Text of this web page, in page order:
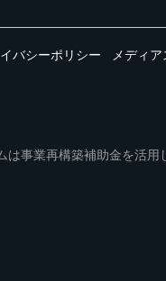
バシーポリシー メディ
事業再構築補助金を活用